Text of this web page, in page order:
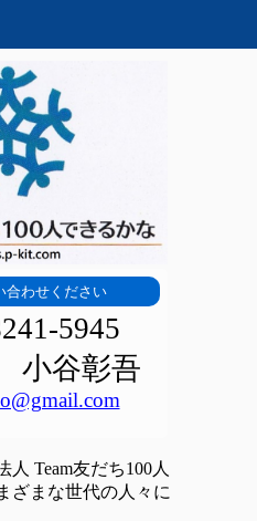
合わせください
5945
小谷彰吾
人 Team友だち100人
ざまな世代の人々に